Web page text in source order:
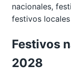
nacionales,
festivos
Festivos
2028